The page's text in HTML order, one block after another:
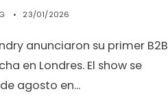
• 23/01/2026
anunciaron su primer B2B
en Londres. El show se
agosto en...